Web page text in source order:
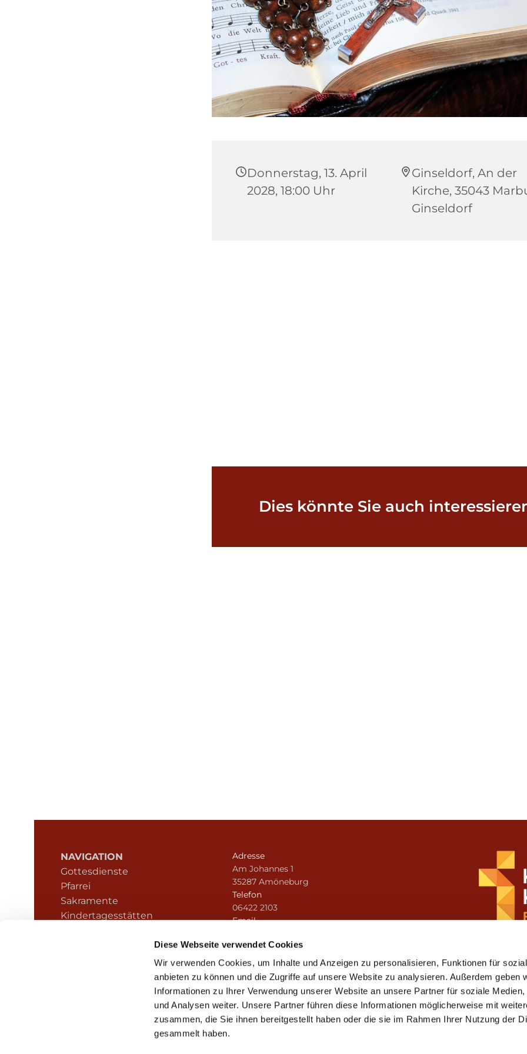
Diese Webseite verwendet Cookies
Wir verwenden Cookies, um Inhalte und Anzeigen zu personalisieren, Funktionen für
anbieten zu können und die Zugriffe auf unsere Website zu analysieren. Außerdem geben
Informationen zu Ihrer Verwendung unserer Website an unsere Partner für soziale Medien,
und Analysen weiter. Unsere Partner führen diese Informationen möglicherweise mit
zusammen, die Sie ihnen bereitgestellt haben oder die sie im Rahmen Ihrer Nutzung der
gesammelt haben.
Donnerstag, 13. April
2028, 18:00 Uhr
Ginseldorf, An der
Kirche, 35043
Ginseldorf
Dies könnte Sie auch
NAVIGATION
Gottesdienste
Pfarrei
Sakramente
Kindertagesstätten
Hinweisgeberschutz
Adresse
Am Johannes 1
35287 Amöneburg
Telefon
06422 2103
Email
Impressum Datenschutzerklärung ChurchDesk-